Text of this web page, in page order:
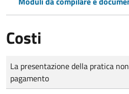
Costi
Tipo di pagamento
Importo
La presentazione della pratica
pagamento